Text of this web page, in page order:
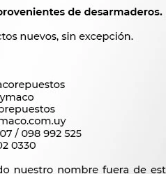
BENDIX ARRANQUE HYUNDAI
ACCE.KIA RIO I30/I20 SOUL